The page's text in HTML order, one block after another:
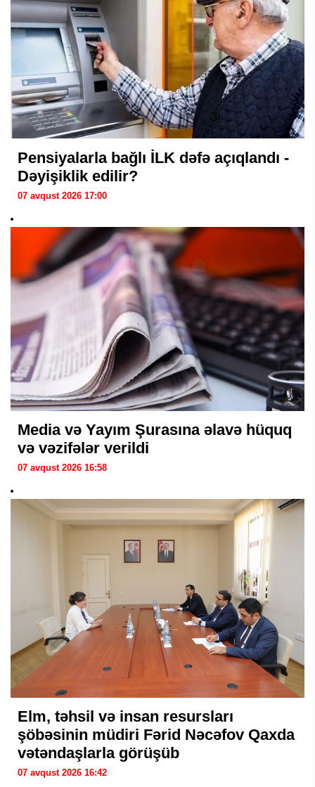
Pensiyalarla bağlı İLK dəfə açıqlandı -
Dəyişiklik edilir?
07 avqust 2026 17:00
Media və Yayım Şurasına əlavə hüquq
və vəzifələr verildi
07 avqust 2026 16:58
Elm, təhsil və insan resursları
şöbəsinin müdiri Fərid Nəcəfov Qaxda
vətəndaşlarla görüşüb
07 avqust 2026 16:42